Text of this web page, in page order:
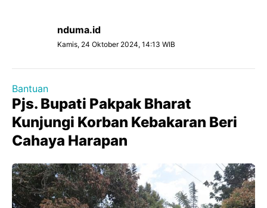
nduma.id
Kamis, 24 Oktober 2024, 14:13 WIB
Bantuan
Pjs. Bupati Pakpak Bharat
Kunjungi Korban Kebakaran Beri
Cahaya Harapan